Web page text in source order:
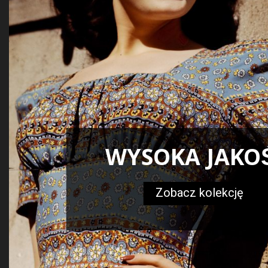
WYSOKA
Zobacz kolekcję